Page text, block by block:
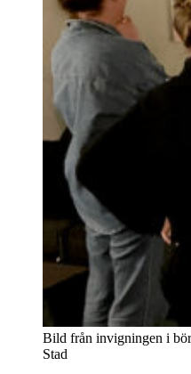
Bild från invigningen i
Stad